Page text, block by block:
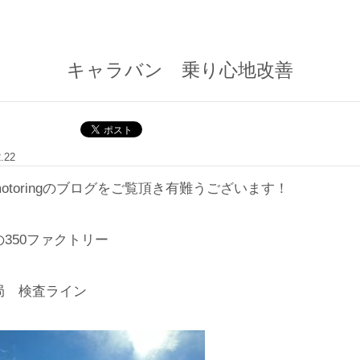
キャラバン 乗り心地改善
のブログをご覧頂き有難うございます！
350ファクトリー
検査ライン